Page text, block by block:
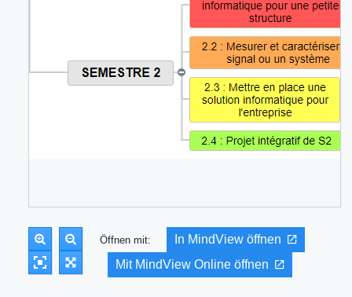
Öffnen mit:
In MindView öffnen
Mit MindView Online öffnen